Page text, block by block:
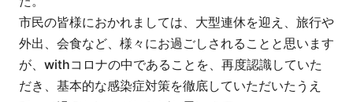
市民の皆様におかれましては、大型連休を迎え、旅行や
外出、会食など、様々にお過ごしされることと思います
が、withコロナの中であることを、再度認識していた
だき、基本的な感染症対策を徹底していただいたうえ